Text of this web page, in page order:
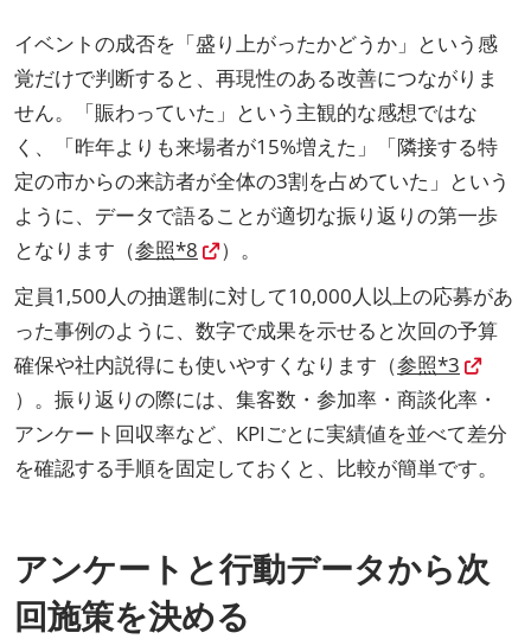
イベントの成否を「盛り上がったかどうか」という感
覚だけで判断すると、再現性のある改善につながりま
せん。「賑わっていた」という主観的な感想ではな
く、「昨年よりも来場者が15%増えた」「隣接する特
定の市からの来訪者が全体の3割を占めていた」という
ように、データで語ることが適切な振り返りの第一歩
となります（参照*8
）。
定員1,500人の抽選制に対して10,000人以上の応募があ
った事例のように、数字で成果を示せると次回の予算
確保や社内説得にも使いやすくなります（参照*3
）。振り返りの際には、集客数・参加率・商談化率・
アンケート回収率など、KPIごとに実績値を並べて差分
を確認する手順を固定しておくと、比較が簡単です。
アンケートと行動データから次
回施策を決める